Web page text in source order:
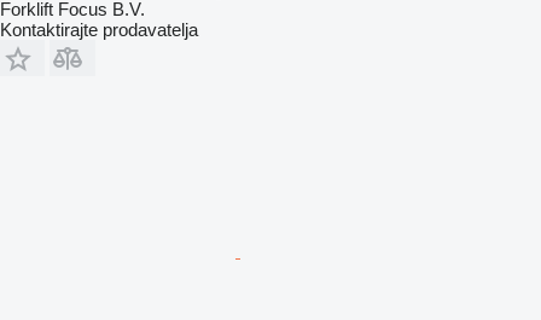
Forklift Focus B.V.
Kontaktirajte prodavatelja